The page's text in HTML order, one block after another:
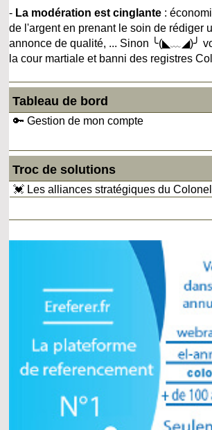
- La modération est cinglante :
de l'argent en prenant le soin de rédiger
annonce de qualité, ... Sinon ╰(◣﹏◢)╯
la cour martiale et banni des registres
Tableau de bord
🔑 Gestion de mon compte
Troc de solutions
💓 Les alliances stratégiques du Colonel